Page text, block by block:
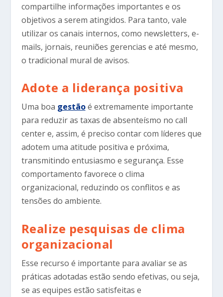
compartilhe informações importantes e os
objetivos a serem atingidos. Para tanto, vale
utilizar os canais internos, como newsletters, e-
mails, jornais, reuniões gerencias e até mesmo,
o tradicional mural de avisos.
Adote a liderança positiva
Uma boa gestãoé extremamente importante
para reduzir as taxas de absenteísmo no call
center e, assim, é preciso contar com líderes que
adotem uma atitude positiva e próxima,
transmitindo entusiasmo e segurança. Esse
comportamento favorece o clima
organizacional, reduzindo os conflitos e as
tensões do ambiente.
Realize pesquisas de clima
organizacional
Esse recurso é importante para avaliar se as
práticas adotadas estão sendo efetivas, ou seja,
se as equipes estão satisfeitas e